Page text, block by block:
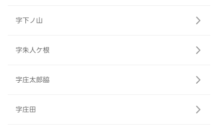
字下ノ山
字朱人ケ根
字庄太郎脇
字庄田